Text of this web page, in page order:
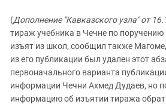
(Дополнение "Кавказского узла" от
тираж учебника в Чечне по
изъят из школ, сообщил также
из его публикации был удален этот
первоначального варианта
информации Чечни Ахмед Дудаев, но
информацию об изъятии тиража